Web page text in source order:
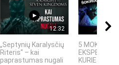
12:32
„Septynių Karalysčių
Riteris" – kai
paprastumas nugali
5 MOKSLINIAI
KURIE